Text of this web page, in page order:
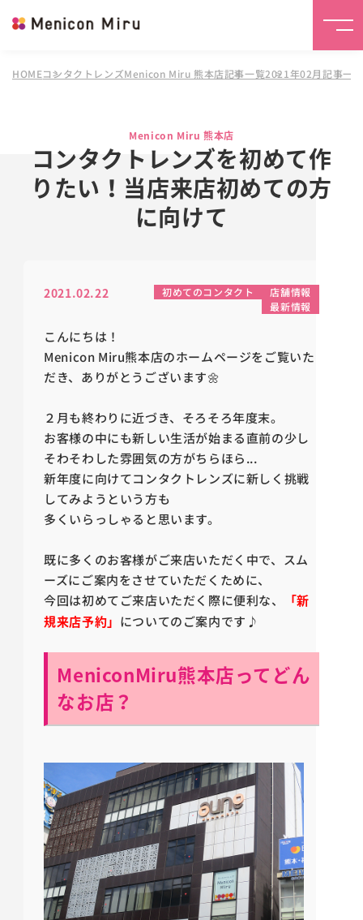
HOMEコンタクトレンズMenicon Miru 熊本店記事一覧2021年02月記事一覧
Menicon Miru 熊本店
コンタクトレンズを初めて作
りたい！当店来店初めての方
に向けて
2021.02.22 初めてのコンタクト
店舗情報
最新情報
こんにちは！
Menicon Miru熊本店のホームページをご覧いた
だき、ありがとうございます🌼
２月も終わりに近づき、そろそろ年度末。
お客様の中にも新しい生活が始まる直前の少し
そわそわした雰囲気の方がちらほら...
新年度に向けてコンタクトレンズに新しく挑戦
してみようという方も
多くいらっしゃると思います。
既に多くのお客様がご来店いただく中で、スム
ーズにご案内をさせていただくために、
今回は初めてご来店いただく際に便利な、
「新
規来店予約」 についてのご案内です♪
MeniconMiru熊本店ってどん
なお店？